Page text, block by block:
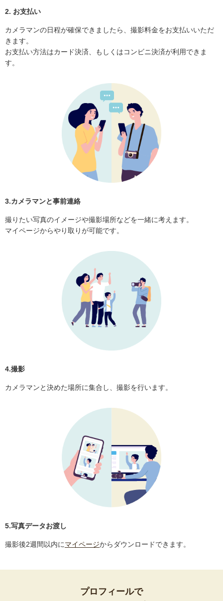
2. お支払い
カメラマンの日程が確保できましたら、撮影料金をお支払いいただ
きます。
お支払い方法はカード決済、もしくはコンビニ決済が利用できま
す。
3.カメラマンと事前連絡
撮りたい写真のイメージや撮影場所などを一緒に考えます。
マイページからやり取りが可能です。
4.撮影
カメラマンと決めた場所に集合し、撮影を行います。
5.写真データお渡し
撮影後2週間以内にマイページからダウンロードできます。
プロフィールで